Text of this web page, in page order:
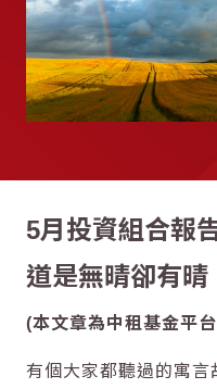
5月投資組合報
道是無晴卻有晴
(本文章為中租基金平
有個大家都聽過的寓